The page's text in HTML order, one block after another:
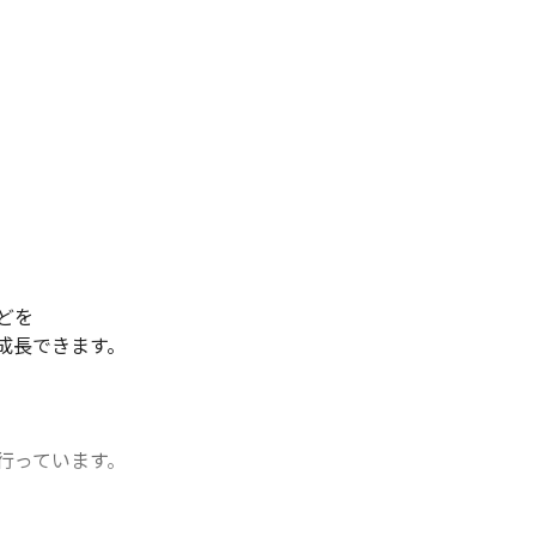
を
できます。
ています。